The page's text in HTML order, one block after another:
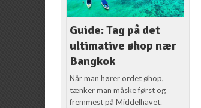
Guide: Tag på det
ultimative øhop nær
Bangkok
Når man hører ordet øhop,
tænker man måske først og
fremmest på Middelhavet.